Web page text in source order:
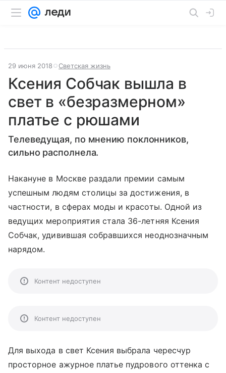
29 июня 2018 Светская жизнь
Ксения Собчак вышла в
свет в «безразмерном»
платье с рюшами
Телеведущая, по мнению поклонников,
сильно располнела.
Накануне в Москве раздали премии самым
успешным людям столицы за достижения, в
частности, в сферах моды и красоты. Одной из
ведущих мероприятия стала 36-летняя Ксения
Собчак, удивившая собравшихся неоднозначным
нарядом.
Контент недоступен
Контент недоступен
Для выхода в свет Ксения выбрала чересчур
просторное ажурное платье пудрового оттенка с